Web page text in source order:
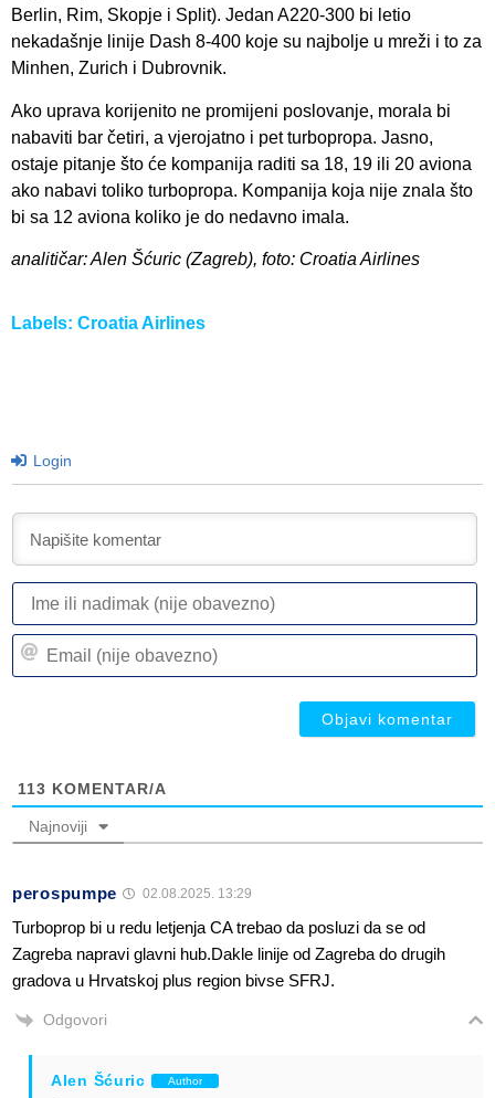
Berlin, Rim, Skopje i Split). Jedan A220-300 bi letio
nekadašnje linije Dash 8-400 koje su najbolje u mreži i to za
Minhen, Zurich i Dubrovnik.
Ako uprava korijenito ne promijeni poslovanje, morala bi
nabaviti bar četiri, a vjerojatno i pet turbopropa. Jasno,
ostaje pitanje što će kompanija raditi sa 18, 19 ili 20 aviona
ako nabavi toliko turbopropa. Kompanija koja nije znala što
bi sa 12 aviona koliko je do nedavno imala.
analitičar: Alen Šćuric (Zagreb), foto: Croatia Airlines
Labels: Croatia Airlines
Login
113 KOMENTAR/A
Najnoviji
perospumpe 02.08.2025. 13:29
Turboprop bi u redu letjenja CA trebao da posluzi da se od
Zagreba napravi glavni hub.Dakle linije od Zagreba do drugih
gradova u Hrvatskoj plus region bivse SFRJ.
Odgovori
Alen Šćuric Author